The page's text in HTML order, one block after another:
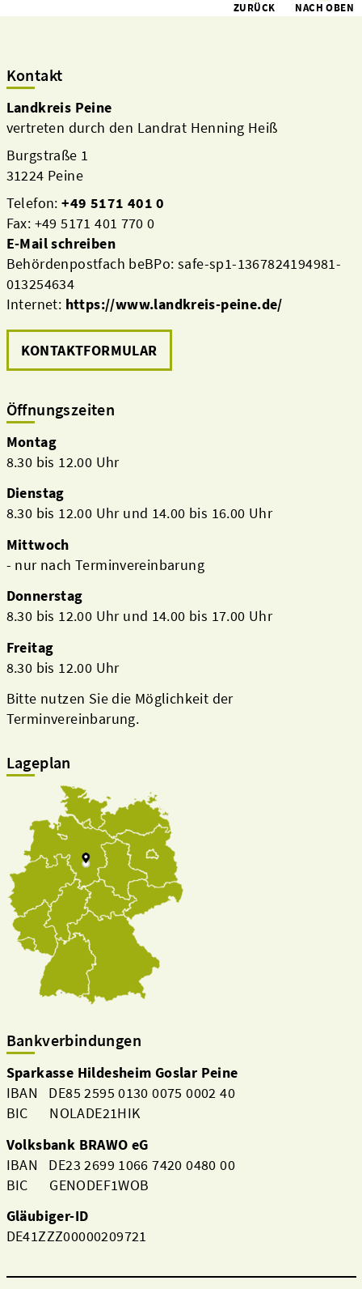
ZURÜCK NACH OBEN
Kontakt
Landkreis Peine
vertreten durch den Landrat Henning Heiß
Burgstraße 1
31224 Peine
Telefon:+49 5171 401 0
Fax: +49 5171 401 770 0
E-Mail schreiben
Behördenpostfach beBPo: safe-sp1-1367824194981-
013254634
Internet: https://www.landkreis-peine.de/
KONTAKTFORMULAR
Öffnungszeiten
Montag
8.30 bis 12.00 Uhr
Dienstag
8.30 bis 12.00 Uhr und 14.00 bis 16.00 Uhr
Mittwoch
- nur nach Terminvereinbarung
Donnerstag
8.30 bis 12.00 Uhr und 14.00 bis 17.00 Uhr
Freitag
8.30 bis 12.00 Uhr
Bitte nutzen Sie die Möglichkeit der
Terminvereinbarung.
Lageplan
Bankverbindungen
Sparkasse Hildesheim Goslar Peine
IBAN DE85 2595 0130 0075 0002 40
BIC NOLADE21HIK
Volksbank BRAWO eG
IBAN DE23 2699 1066 7420 0480 00
BIC GENODEF1WOB
Gläubiger-ID
DE41ZZZ00000209721